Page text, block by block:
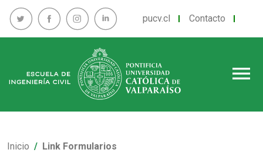
pucv.cl Contacto
menu
Inicio Link Formularios